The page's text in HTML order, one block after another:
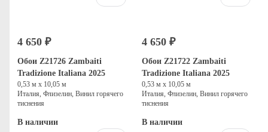
4 650 ₽
Обои Z21726 Zambaiti
Tradizione Italiana 2025
0,53 м х 10,05 м
Италия, Флизелин, Винил горячего
тиснения
В наличии
4 650 ₽
Обои Z21722 Zambaiti
Tradizione Italiana 2025
0,53 м х 10,05 м
Италия, Флизелин, Винил горячего
тиснения
В наличии